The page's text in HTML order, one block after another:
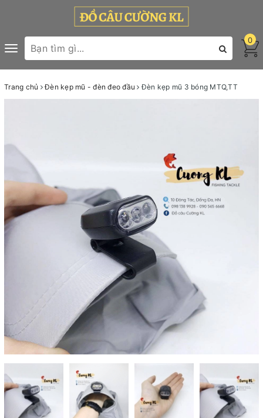
Toggle
navigation
0
Trang chủ Đèn kẹp mũ - đèn đeo đầu Đèn kẹp mũ 3 bóng MTQ,TT